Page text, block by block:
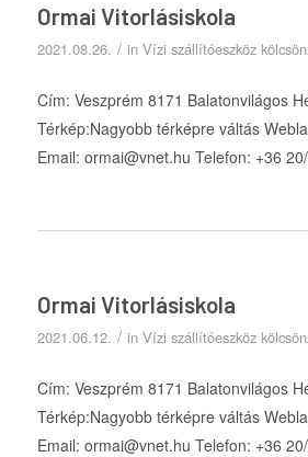
Ormai Vitorlásiskola
2021.08.26. / in Vízi szállítóeszköz
Cím: Veszprém 8171 Balatonvilágos
Térkép:Nagyobb térképre váltás
Email: ormai@vnet.hu Telefon: +36
Ormai Vitorlásiskola
2021.06.12. / in Vízi szállítóeszköz
Cím: Veszprém 8171 Balatonvilágos
Térkép:Nagyobb térképre váltás
Email: ormai@vnet.hu Telefon: +36